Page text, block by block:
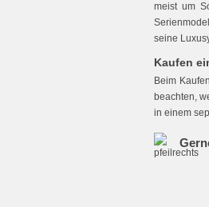
meist um
seine
Kaufen
Beim
beachten,
in einem